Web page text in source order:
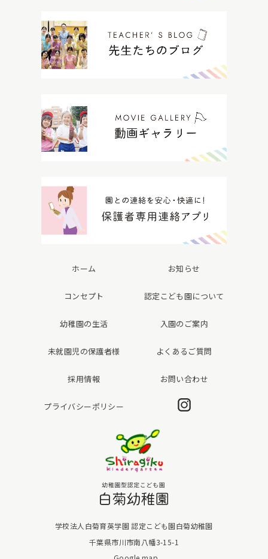
ホーム お知らせ
コンセプト 認定こども園について
幼稚園の生活 入園のご案内
未就園児の保護者様 よくあるご質問
採用情報 お問い合わせ
プライバシーポリシー
学校法人白菊育英学園 認定こども園白菊幼稚園
千葉県市川市南八幡3-15-1